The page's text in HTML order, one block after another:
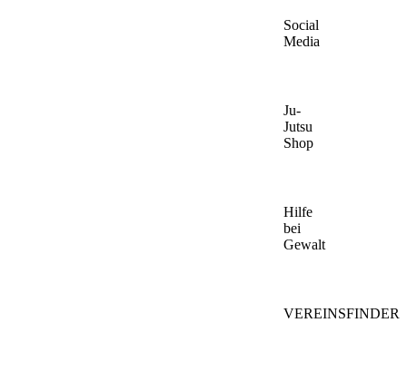
Social
Media
Ju-
Jutsu
Shop
Hilfe
bei
Gewalt
VEREINSFINDER